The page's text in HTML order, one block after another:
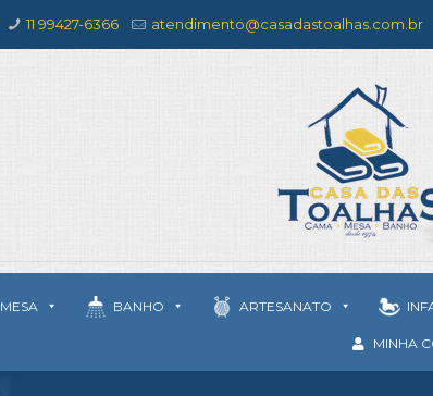
11 99427-6366 atendimento@casadastoalhas.com.br
MESA BANHO ARTESANATO
MINHA